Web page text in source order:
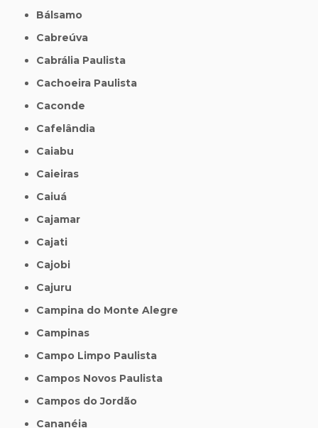
Bálsamo
Cabreúva
Cabrália Paulista
Cachoeira Paulista
Caconde
Cafelândia
Caiabu
Caieiras
Caiuá
Cajamar
Cajati
Cajobi
Cajuru
Campina do Monte Alegre
Campinas
Campo Limpo Paulista
Campos Novos Paulista
Campos do Jordão
Cananéia